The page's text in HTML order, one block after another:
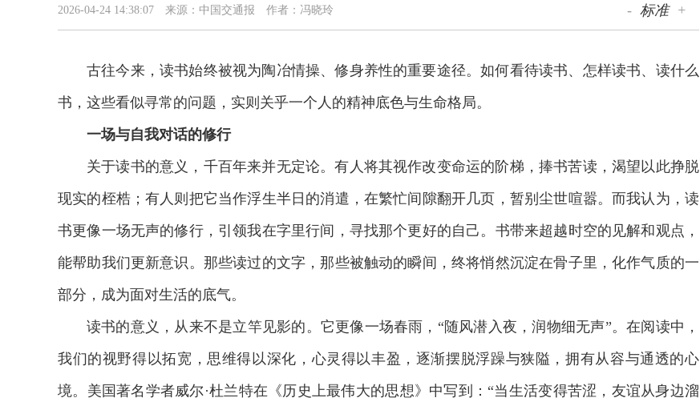
2026-04-24 14:38:07 来源：中国交通报 作者：冯晓玲 - 标准 +
古往今来，读书始终被视为陶冶情操、修身养性的重要途径。如何看待读书、怎样读书、读什么
书，这些看似寻常的问题，实则关乎一个人的精神底色与生命格局。
一场与自我对话的修行
关于读书的意义，千百年来并无定论。有人将其视作改变命运的阶梯，捧书苦读，渴望以此挣脱
现实的桎梏；有人则把它当作浮生半日的消遣，在繁忙间隙翻开几页，暂别尘世喧嚣。而我认为，读
书更像一场无声的修行，引领我在字里行间，寻找那个更好的自己。书带来超越时空的见解和观点，
能帮助我们更新意识。那些读过的文字，那些被触动的瞬间，终将悄然沉淀在骨子里，化作气质的一
部分，成为面对生活的底气。
读书的意义，从来不是立竿见影的。它更像一场春雨，“随风潜入夜，润物细无声”。在阅读中，
我们的视野得以拓宽，思维得以深化，心灵得以丰盈，逐渐摆脱浮躁与狭隘，拥有从容与通透的心
境。美国著名学者威尔·杜兰特在《历史上最伟大的思想》中写到：“当生活变得苦涩，友谊从身边溜